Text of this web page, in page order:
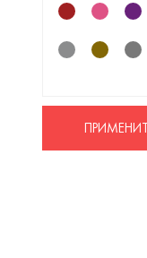
Max Mara
Max&Co
Miu Miu